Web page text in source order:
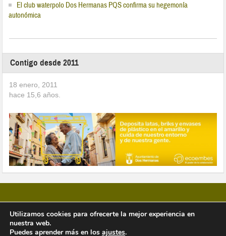
El club waterpolo Dos Hermanas PQS confirma su hegemonía
autonómica
Contigo desde 2011
18 enero, 2011
hace 15,6 años.
Copyright © 2026 Vivir en Montequinto Periódico Digital
Utilizamos cookies para ofrecerte la mejor experiencia en
nuestra web.
Puedes aprender más en los ajustes.